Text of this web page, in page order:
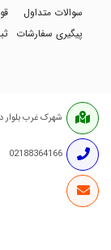
سوالات متداول
پیگیری سفارشات
شهرک غرب بلوار
02188364166